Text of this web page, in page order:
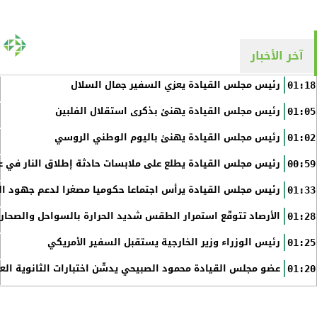
آخر الأخبار
01:18 رئيس مجلس القيادة يعزي السفير جمال السلال
01:05 رئيس مجلس القيادة يهنئ بذكرى استقلال الفلبين
01:02 رئيس مجلس القيادة يهنئ باليوم الوطني الروسي
00:59 رئيس مجلس القيادة يطلع على ملابسات حادثة إطلاق النار في
01:33 رئيس مجلس القيادة يرأس اجتماعا حكوميا مصغرا لدعم جهود
01:28 الأرصاد تتوقّع استمرار الطقس شديد الحرارة بالسواحل
01:25 رئيس الوزراء وزير الخارجية يستقبل السفير الأمريكي
01:20 عضو مجلس القيادة محمود الصبيحي يدشّن اختبارات الثانوية